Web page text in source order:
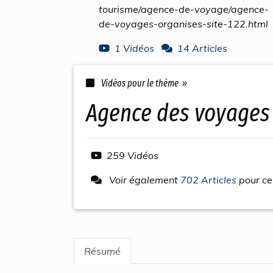
tourisme/agence-de-voyage/agence-
de-voyages-organises-site-122.html
1 Vidéos
14 Articles
Vidéos pour le thème »
agence des voyages
259 Vidéos
Voir également 702 Articles pour
Résumé